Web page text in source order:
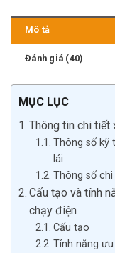
Mô tả
Đánh giá (40)
MỤC LỤC
Thông tin chi tiết
Thông số kỹ
lái
Thông số
Cấu tạo và tính
chạy điện
Cấu tạo
Tính năng